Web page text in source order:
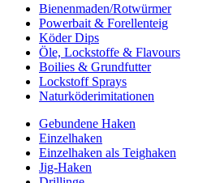
Bienenmaden/Rotwürmer
Powerbait & Forellenteig
Köder Dips
Öle, Lockstoffe & Flavours
Boilies & Grundfutter
Lockstoff Sprays
Naturköderimitationen
Gebundene Haken
Einzelhaken
Einzelhaken als Teighaken
Jig-Haken